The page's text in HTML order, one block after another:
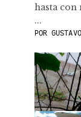
hasta
...
POR